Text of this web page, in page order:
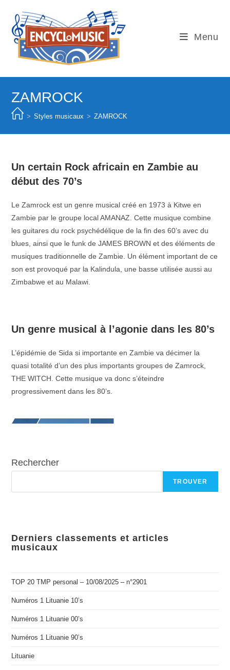
content
Menu
ZAMROCK
> Styles musicaux > ZAMROCK
Un certain Rock africain en Zambie au
début des 70’s
Le Zamrock est un genre musical créé en 1973 à Kitwe en
Zambie par le groupe local AMANAZ. Cette musique combine
les guitares du rock psychédélique de la fin des 60’s avec du
blues, ainsi que le funk de JAMES BROWN et des éléments de
musiques traditionnelle de Zambie. Un élément important de ce
son est provoqué par la Kalindula, une basse utilisée aussi au
Zimbabwe et au Malawi.
Un genre musical à l’agonie dans les 80’s
L’épidémie de Sida si importante en Zambie va décimer la
quasi totalité d’un des plus importants groupes de Zamrock,
THE WITCH. Cette musique va donc s’éteindre
progressivement dans les 80’s.
Rechercher
TROUVER
Derniers classements et articles
musicaux
TOP 20 TMP personal – 10/08/2025 – n°2901
Numéros 1 Lituanie 10’s
Numéros 1 Lituanie 00’s
Numéros 1 Lituanie 90’s
Lituanie